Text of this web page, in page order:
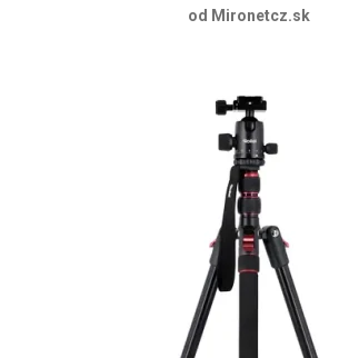
od Mironetcz.sk